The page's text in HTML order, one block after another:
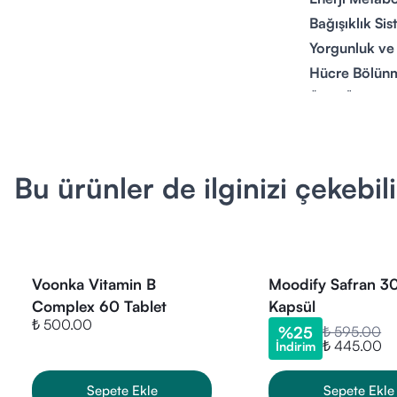
Bağışıklık
Yorgunluk
Hücre
Ürün Özellikleri
Güvenilir
Vitamin B6
Vitamin B12
Folik Asit
Nasıl
Bu ürünler de ilginizi
Voonka Vitamin B
Complex 60 Tablet
₺ 500.00
Sepete Ekle
Moodify Safran
Kapsül
%25
İndirim
₺ 595.00
₺ 445.00
Sepete Ekle